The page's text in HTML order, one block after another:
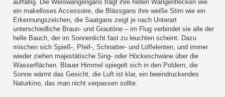
auffällig. Die Weißwangengans trägt ihre hellen Wangenflecken wie
ein makelloses Accessoire, die Blässgans ihre weiße Stirn wie ein
Erkennungszeichen, die Saatgans zeigt je nach Unterart
unterschiedliche Braun- und Grautöne – im Flug verbindet sie alle der
helle Bauch, der im Sonnenlicht fast zu leuchten scheint. Dazu
mischen sich Spieß-, Pfeif-, Schnatter- und Löffelenten, und immer
wieder ziehen majestätische Sing- oder Höckeschwäne über die
Wasserflächen. Blauer Himmel spiegelt sich in den Poldern, die
Sonne wärmt das Gesicht, die Luft ist klar, ein beeindruckendes
Naturkino, das man nicht verpassen sollte.